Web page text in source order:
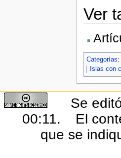
Ver
Categorías:
Islas con
Se
00:11.
El
que se